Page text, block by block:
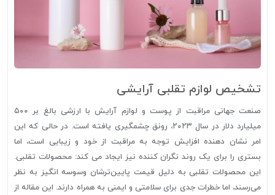
تشخیص لوازم تقلبی آرایشی
صنعت جهانی مراقبت از پوست و لوازم آرایش با ارزشی بالغ بر ۵۰۰
میلیارد دلار در سال ۲۰۲۳، رونق چشمگیری یافته است. در حالی که این
امر نشان دهنده افزایش توجه به مراقبت از خود و زیبایی است، اما
بستری را برای یک روند نگران کننده نیز ایجاد می کند: محصولات تقلبی.
این محصولات تقلبی به دلیل قیمت پایین‌ترشان وسوسه انگیز به نظر
می‌رسند، اما خطرات جدی برای سلامتی و ایمنی به همراه دارند. این مقاله از